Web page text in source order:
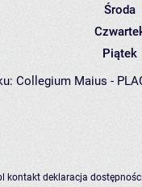
Środa
Piątek
Collegium Maius -
kontakt deklaracja